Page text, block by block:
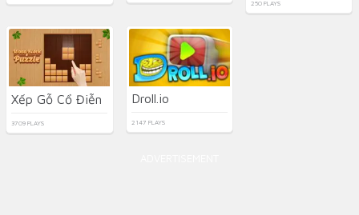
250 PLAYS
Xếp Gỗ Cổ Điễn
3709 PLAYS
Droll.io
2147 PLAYS